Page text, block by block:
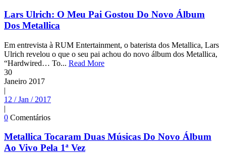
Lars Ulrich: O Meu Pai Gostou Do Novo Álbum
Dos Metallica
Em entrevista à RUM Entertainment, o baterista dos Metallica, Lars
Ulrich revelou o que o seu pai achou do novo álbum dos Metallica,
“Hardwired… To... Read More
30
Janeiro 2017
|
12 / Jan / 2017
|
0 Comentários
Metallica Tocaram Duas Músicas Do Novo Álbum
Ao Vivo Pela 1ª Vez